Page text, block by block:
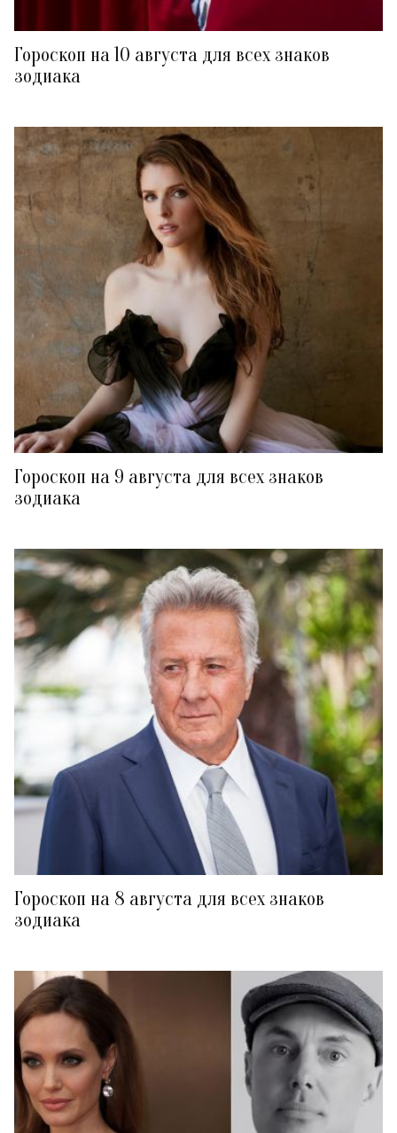
Гороскоп на 10 августа для всех знаков
зодиака
Гороскоп на 9 августа для всех знаков
зодиака
Гороскоп на 8 августа для всех знаков
зодиака